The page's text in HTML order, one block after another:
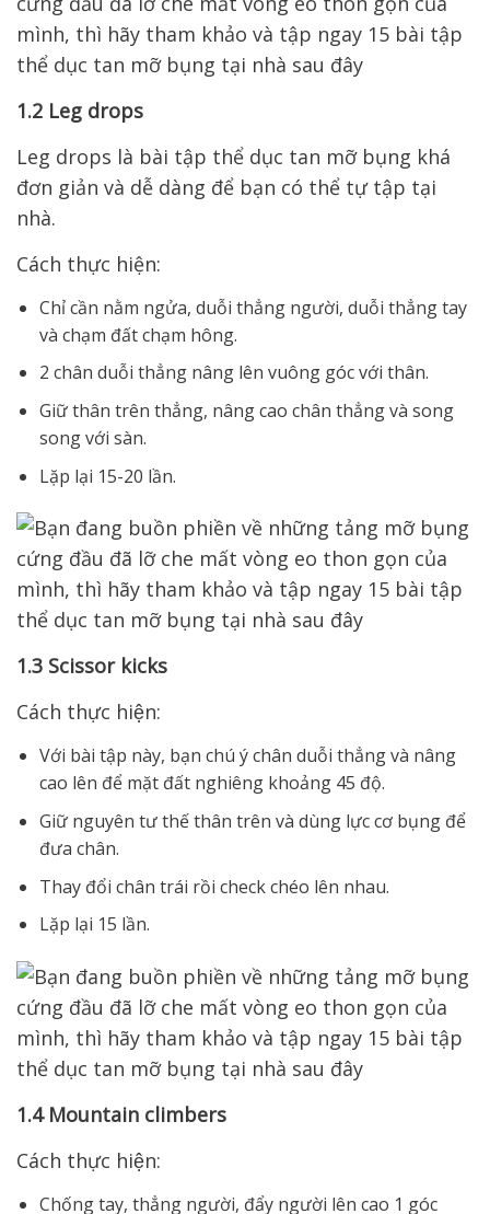
1.2 Leg drops
Leg drops là bài tập thể dục tan mỡ bụng khá
đơn giản và dễ dàng để bạn có thể tự tập tại
nhà.
Cách thực hiện:
Chỉ cần nằm ngửa, duỗi thẳng người, duỗi thẳng tay
và chạm đất chạm hông.
2 chân duỗi thẳng nâng lên vuông góc với thân.
Giữ thân trên thẳng, nâng cao chân thẳng và song
song với sàn.
Lặp lại 15-20 lần.
1.3 Scissor kicks
Cách thực hiện:
Với bài tập này, bạn chú ý chân duỗi thẳng và nâng
cao lên để mặt đất nghiêng khoảng 45 độ.
Giữ nguyên tư thế thân trên và dùng lực cơ bụng để
đưa chân.
Thay đổi chân trái rồi check chéo lên nhau.
Lặp lại 15 lần.
1.4 Mountain climbers
Cách thực hiện:
Chống tay, thẳng người, đẩy người lên cao 1 góc